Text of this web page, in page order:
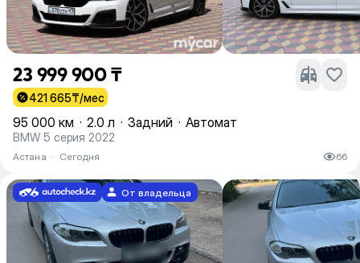
23 999 900 ₸
421 665₸/мес
95 000 км · 2.0 л · Задний · Автомат
BMW 5 серия 2022
Астана · Сегодня 66
От владельца